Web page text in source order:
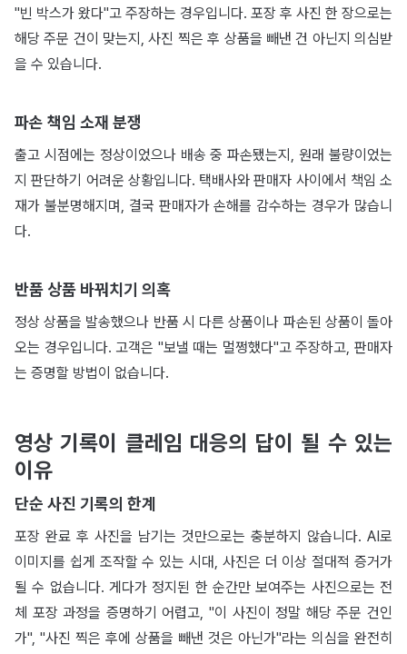
"빈 박스가 왔다"고 주장하는 경우입니다. 포장 후 사진 한 장으로는
해당 주문 건이 맞는지, 사진 찍은 후 상품을 빼낸 건 아닌지 의심받
을 수 있습니다.
파손 책임 소재 분쟁
출고 시점에는 정상이었으나 배송 중 파손됐는지, 원래 불량이었는
지 판단하기 어려운 상황입니다. 택배사와 판매자 사이에서 책임 소
재가 불분명해지며, 결국 판매자가 손해를 감수하는 경우가 많습니
다.
반품 상품 바꿔치기 의혹
정상 상품을 발송했으나 반품 시 다른 상품이나 파손된 상품이 돌아
오는 경우입니다. 고객은 "보낼 때는 멀쩡했다"고 주장하고, 판매자
는 증명할 방법이 없습니다.
영상 기록이 클레임 대응의 답이 될 수 있는
이유
단순 사진 기록의 한계
포장 완료 후 사진을 남기는 것만으로는 충분하지 않습니다. AI로
이미지를 쉽게 조작할 수 있는 시대, 사진은 더 이상 절대적 증거가
될 수 없습니다. 게다가 정지된 한 순간만 보여주는 사진으로는 전
체 포장 과정을 증명하기 어렵고, "이 사진이 정말 해당 주문 건인
가", "사진 찍은 후에 상품을 빼낸 것은 아닌가"라는 의심을 완전히